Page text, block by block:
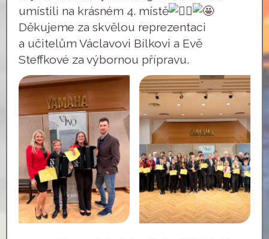
umístili na krásném 4. místě
Děkujeme za skvělou reprezentaci
a učitelům Václavovi Bílkovi a Evě
Steffkové za výbornou přípravu.